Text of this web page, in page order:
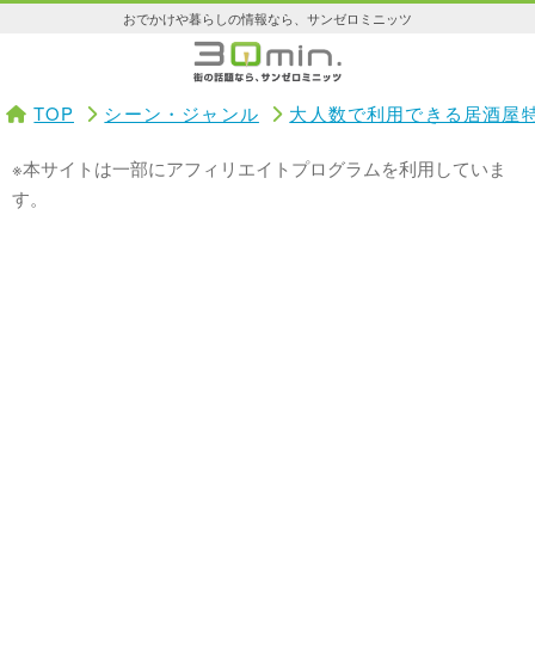
おでかけや暮らしの情報なら、サンゼロミニッツ
TOP シーン・ジャンル 大人数で利用できる居酒屋
※本サイトは一部にアフィリエイトプログラムを利用していま
す。